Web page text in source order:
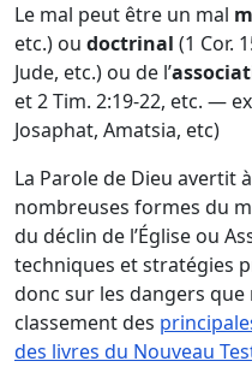
Le mal peut être un mal
etc.) ou doctrinal (1 Cor.
Jude, etc.) ou de l’
et 2 Tim. 2:19-22, etc. —
Josaphat, Amatsia, etc)
La Parole de Dieu avertit
nombreuses formes du
du déclin de l’Église ou
techniques et stratégies
donc sur les dangers
classement des
des livres du Nouveau